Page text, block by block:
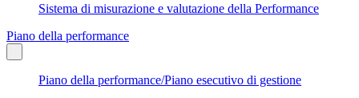
Sistema di misurazione e valutazione della Performance
Piano della performance
Piano della performance/Piano esecutivo di gestione